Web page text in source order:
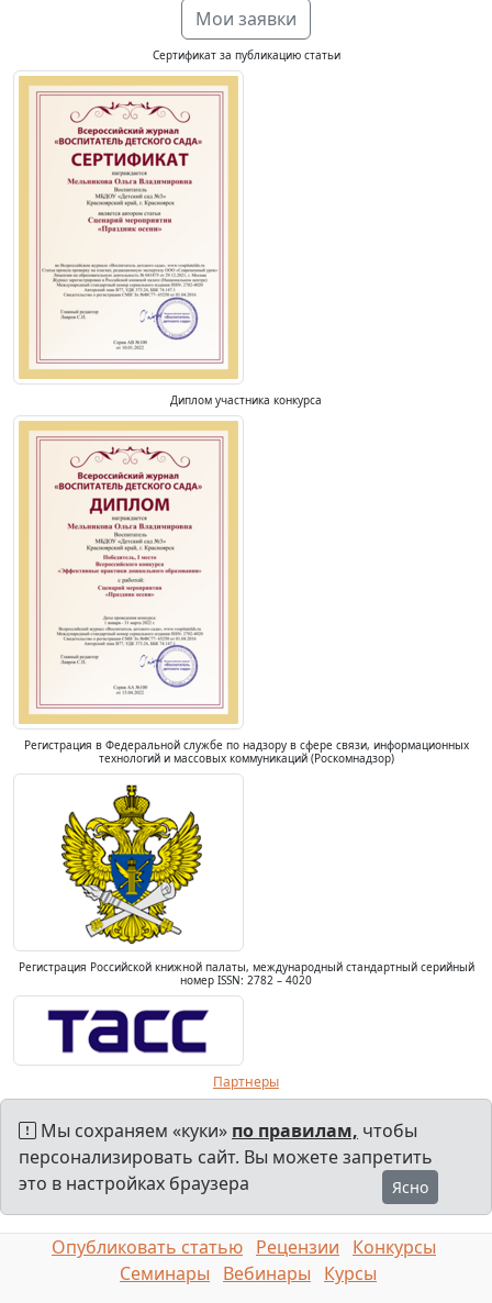
Мои заявки
Сертификат за публикацию статьи
Диплом участника конкурса
Регистрация в Федеральной службе по надзору в сфере связи, информационных
технологий и массовых коммуникаций (Роскомнадзор)
Регистрация Российской книжной палаты, международный стандартный серийный
номер ISSN: 2782 – 4020
Партнеры
Мы сохраняем «куки» по правилам, чтобы
персонализировать сайт. Вы можете запретить
это в настройках браузера
Ясно
Опубликовать статью Рецензии
Конкурсы
Семинары
Вебинары Курсы